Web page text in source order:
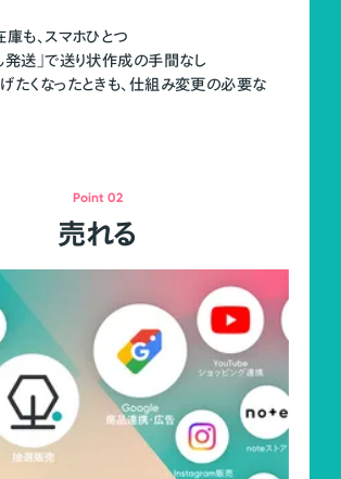
庫も、スマホひとつ
発送」で送り状作成の手間なし
たくなったときも、仕組み変更の必要な
Point 02
売れる